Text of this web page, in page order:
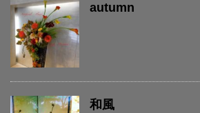
autumn
和風